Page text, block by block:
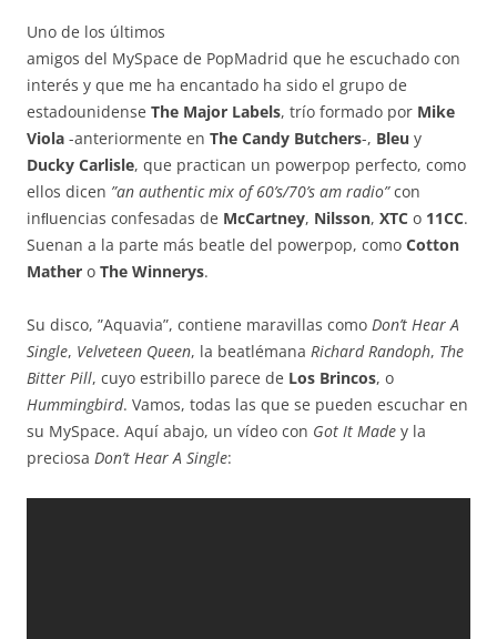
Uno de los últimos
amigos del MySpace de PopMadrid que he escuchado con
interés y que me ha encantado ha sido el grupo de
estadounidense The Major Labels, trío formado por Mike
Viola -anteriormente en The Candy Butchers-, Bleu y
Ducky Carlisle, que practican un powerpop perfecto, como
ellos dicen ”an authentic mix of 60’s/70’s am radio”con
inﬂuencias confesadas de McCartney, Nilsson, XTC o 11CC.
Suenan a la parte más beatle del powerpop, como Cotton
Mather o The Winnerys.
Su disco, ”Aquavia”, contiene maravillas como Don’t Hear A
Single, Velveteen Queen, la beatlémana Richard Randoph, The
Bitter Pill, cuyo estribillo parece de Los Brincos, o
Hummingbird. Vamos, todas las que se pueden escuchar en
su MySpace. Aquí abajo, un vídeo con Got It Made y la
preciosa Don’t Hear A Single: